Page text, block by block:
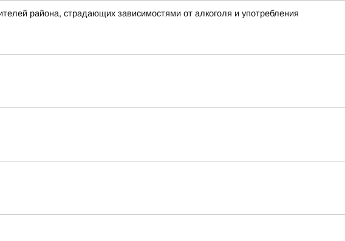
района, страдающих зависимостями от алкоголя и употребления